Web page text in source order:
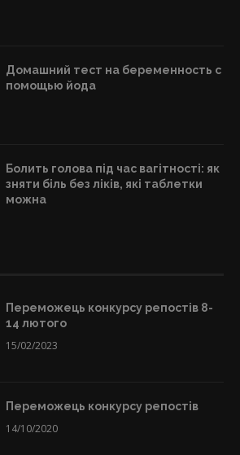
Домашний тест на беременность с
помощью йода
Болить голова під час вагітності: як
зняти біль без ліків, які таблетки
можна
Переможець конкурсу репостів 8-
14 лютого
15/02/2023
Переможець конкурсу репостів
14/10/2020